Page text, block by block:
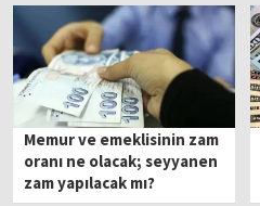
Memur ve emeklisinin zam
oranı ne olacak; seyyanen
zam yapılacak mı?